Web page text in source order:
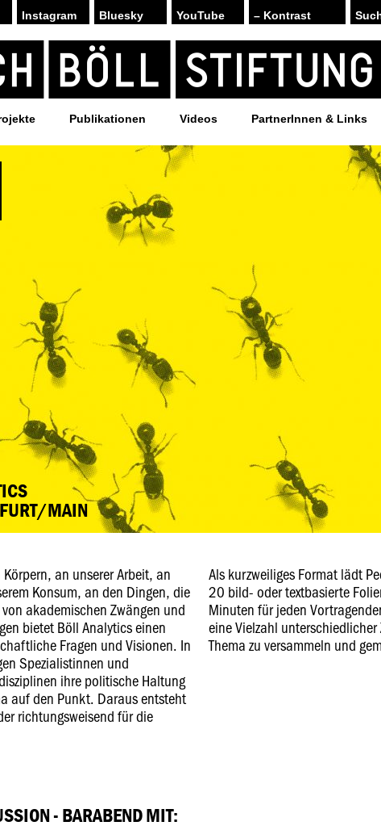
Instagram Bluesky YouTube – Kontrast
Publikationen Videos PartnerInnen & Links
MAIN
an unserer Arbeit, an
Konsum, an den Dingen, die
akademischen Zwängen und
bietet Böll Analytics einen
Fragen und Visionen. In
Spezialistinnen und
ihre politische Haltung
auf den Punkt. Daraus entsteht
richtungsweisend für die
Als kurzweiliges Format lädt
20 bild- oder textbasierte
Minuten für jeden
eine Vielzahl
Thema zu versammeln und
- BARABEND MIT: